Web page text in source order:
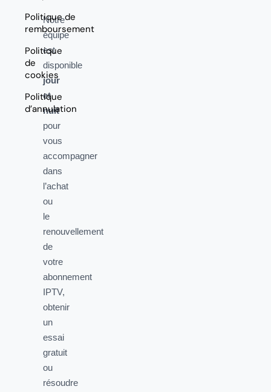
Politique de
remboursement
Politique
de
cookies
Politique
d’annulation
Notre
équipe
est
disponible
jour
et
nuit
pour
vous
accompagner
dans
l’achat
ou
le
renouvellement
de
votre
abonnement
IPTV,
obtenir
un
essai
gratuit
ou
résoudre